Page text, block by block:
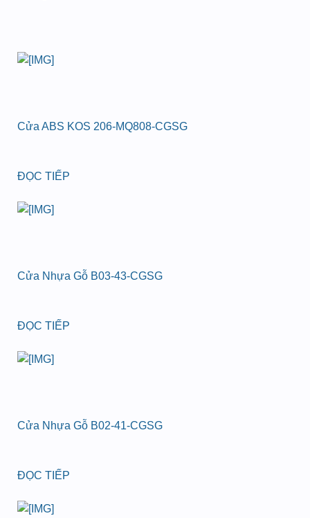
Cửa ABS KOS 206-MQ808-CGSG
ĐỌC TIẾP
Cửa Nhựa Gỗ B03-43-CGSG
ĐỌC TIẾP
Cửa Nhựa Gỗ B02-41-CGSG
ĐỌC TIẾP